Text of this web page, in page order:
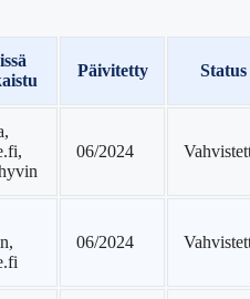
Päivitetty Status
06/2024
06/2024